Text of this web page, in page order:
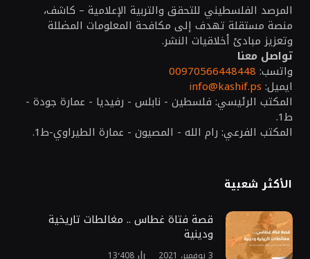
المرصد الفلسطيني للتحقق والتربية الإعلامية – كاشف،
منصة مستقلة تهدف إلى مكافحة المعلومات المضللة
وتعزيز مبادئ أخلاقيات النشر.
تواصل معنا
واتسب: 00970566448448
ايميل: info@kashif.ps
المكتب الرئيسي: فلسطين - نابلس - رفيديا - عمارة جودة -
ط1.
المكتب الفرعي: رام الله - المصيون - عمارة الطيراوي-ط1.
الأكثر شعبية
قصة فتاة غطاس .. مغالطات تاريخية
ودينية
3 نوفمبر، 2021 13٬408